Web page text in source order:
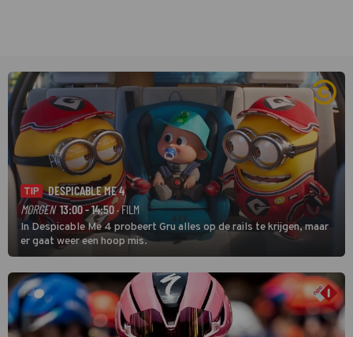
TIP
DESPICABLE ME 4
MORGEN 13:00 - 14:50· FILM
In Despicable Me 4 probeert Gru alles op de rails te krijgen, maar
er gaat weer een hoop mis.